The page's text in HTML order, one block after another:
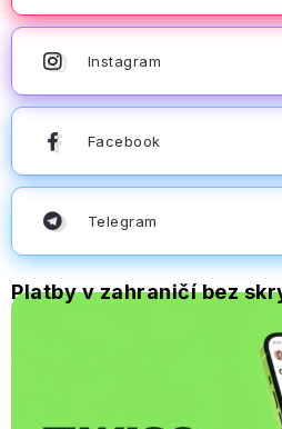
Instagram
Facebook
Telegram
Platby v zahraničí bez